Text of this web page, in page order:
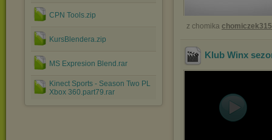
CPN Tools.zip
KursBlendera.zip
MS Expresion Blend.rar
Kinect Sports - Season Two PL
Xbox 360.part79.rar
z chomika
Klub Winx